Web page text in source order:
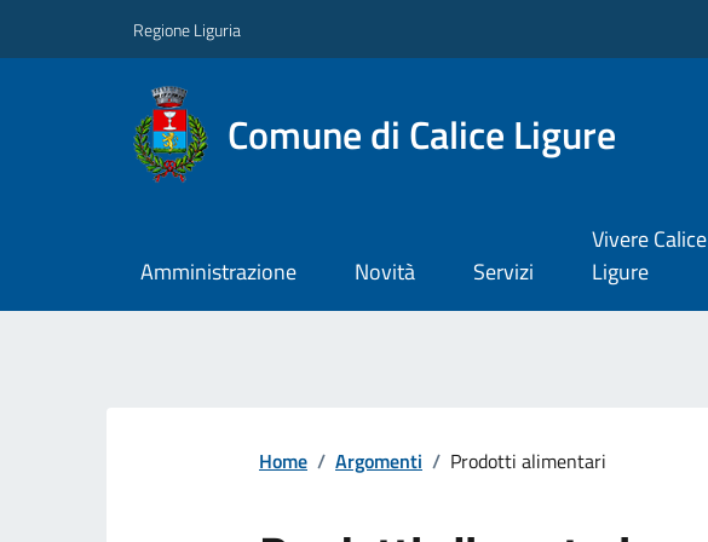
Regione Liguria
Comune di Calice Ligure
Amministrazione Novità Servizi
Vivere Calice
Ligure
Home / Argomenti / Prodotti alimentari